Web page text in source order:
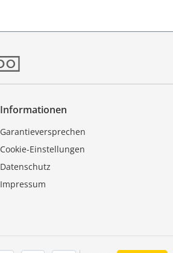
Informationen
Garantieversprechen
Cookie-Einstellungen
Datenschutz
Impressum